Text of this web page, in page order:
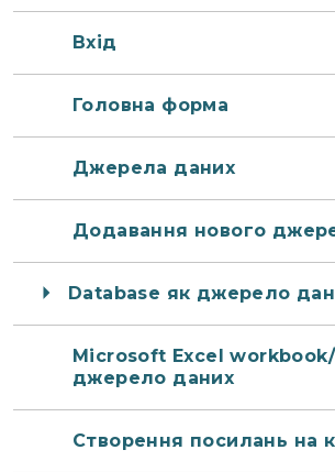
Вхід
Головна форма
Джерела даних
Додавання нового
Database як джерело
Microsoft Excel
джерело даних
Створення посилань на